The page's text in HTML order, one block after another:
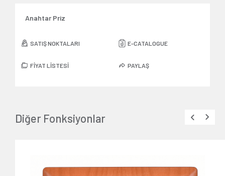
Anahtar Priz
SATIŞ NOKTALARI E-CATALOGUE
FİYAT LİSTESİ PAYLAŞ
Diğer Fonksiyonlar